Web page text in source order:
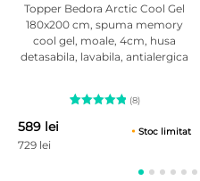
Topper Bedora Arctic Cool Gel
180x200 cm, spuma memory
cool gel, moale, 4cm, husa
detasabila, lavabila, antialergica
(8)
589 lei
729 lei
Stoc limitat